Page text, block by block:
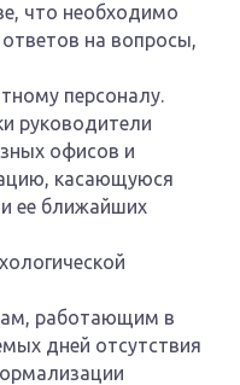
что необходимо
на вопросы,
персоналу.
руководители
офисов и
касающуюся
ее ближайших
работающим в
дней отсутствия